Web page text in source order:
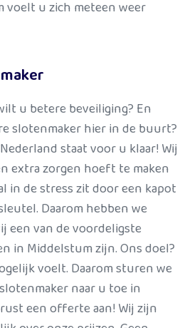
voelt u zich meteen weer
u betere beveiliging? En
slotenmaker hier in de buurt?
staat voor u klaar! Wij
extra zorgen hoeft te maken
in de stress zit door een kapot
Daarom hebben we
een van de voordeligste
in Middelstum zijn. Ons doel?
voelt. Daarom sturen we
naar u toe in
een offerte aan! Wij zijn